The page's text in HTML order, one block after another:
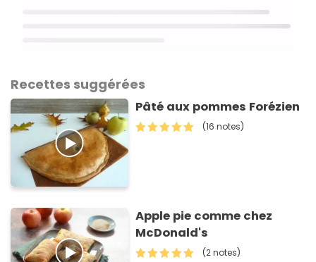
Recettes suggérées
Pâté aux pommes Forézien
(16 notes)
Apple pie comme chez
McDonald's
(2 notes)